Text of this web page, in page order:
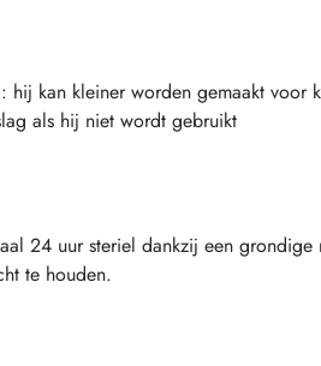
kan kleiner worden gemaakt voor
als hij niet wordt gebruikt
24 uur steriel dankzij een
te houden.